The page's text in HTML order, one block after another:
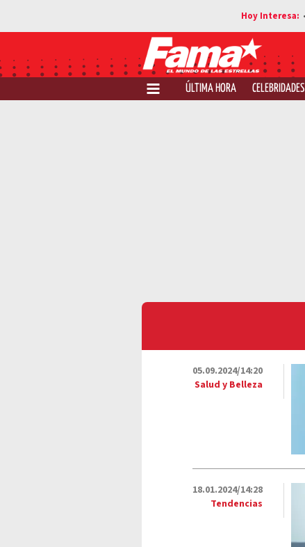
ÚLTIMA HORA CELEBRIDADES
05.09.2024/14:20
Salud y Belleza
18.01.2024/14:28
Tendencias